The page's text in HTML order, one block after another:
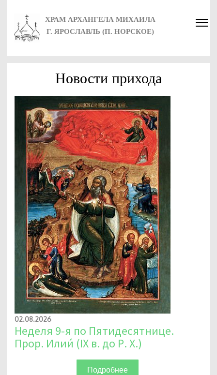
ХРАМ АРХАНГЕЛА МИХАИЛА
Г. ЯРОСЛАВЛЬ (П. НОРСКОЕ)
Новости прихода
02.08.2026
Неделя 9-я по Пятидесятнице.
Прор. Илии́ (IX в. до Р. Х.)
Подробнее